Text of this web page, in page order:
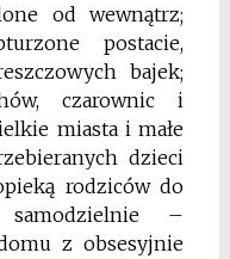
od wewnątrz;
postacie,
bajek;
czarownic i
miasta i małe
dzieci
rodziców do
samodzielnie –
z obsesyjnie